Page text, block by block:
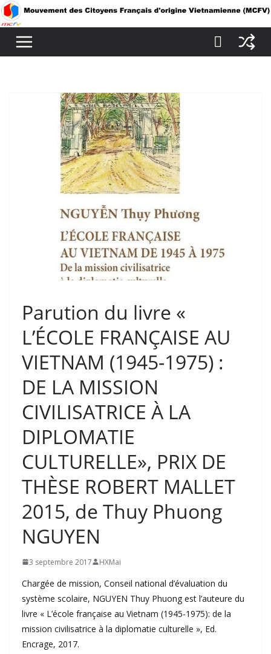
Passer
au
contenu
Parution du livre «
L’ÉCOLE FRANÇAISE AU
VIETNAM (1945-1975) :
DE LA MISSION
CIVILISATRICE À LA
DIPLOMATIE
CULTURELLE», PRIX DE
THÈSE ROBERT MALLET
2015, de Thuy Phuong
NGUYEN
3 septembre 2017 HXMai
Chargée de mission, Conseil national d’évaluation du
système scolaire, NGUYEN Thuy Phuong est l’auteure du
livre « L’école française au Vietnam (1945-1975): de la
mission civilisatrice à la diplomatie culturelle », Ed.
Encrage, 2017.